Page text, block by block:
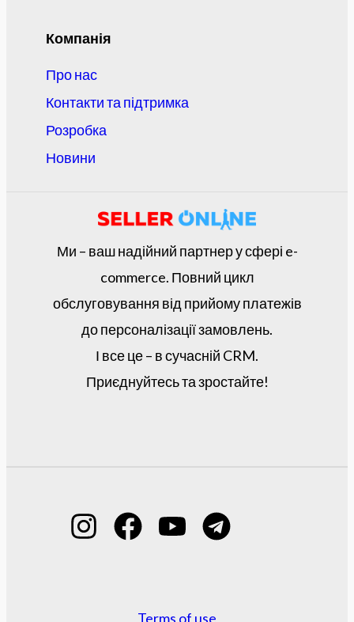
Компанія
Про нас
Контакти та підтримка
Розробка
Новини
Ми – ваш надійний партнер у сфері e-
commerce. Повний цикл
обслуговування від прийому платежів
до персоналізації замовлень.
І все це – в сучасній CRM.
Приєднуйтесь та зростайте!
Terms of use